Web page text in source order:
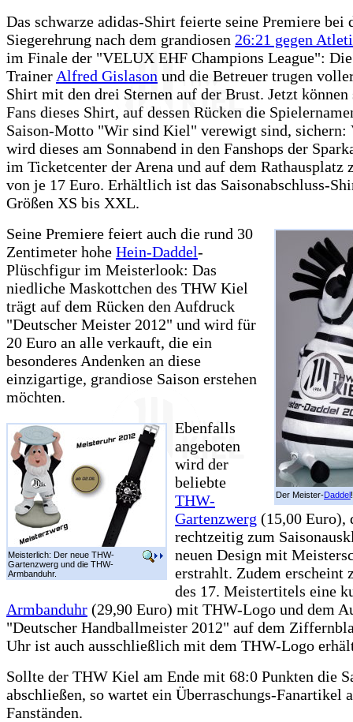
Das schwarze adidas-Shirt feierte seine Premiere bei
Siegerehrung nach dem grandiosen 26:21 gegen
im Finale der "VELUX EHF Champions League":
Trainer Alfred Gislason und die Betreuer trugen
Shirt mit den drei Sternen auf der Brust. Jetzt
Fans dieses Shirt, auf dessen Rücken die
Saison-Motto "Wir sind Kiel" verewigt sind, sichern:
wird dieses am Sonnabend in den Fanshops der
im Ticketcenter der Arena und auf dem Rathausplatz
von je 17 Euro. Erhältlich ist das Saisonabschluss-
Größen XS bis XXL.
Der Meister-Daddel!
Seine Premiere feiert auch die rund 30
Zentimeter hohe Hein-Daddel-
Plüschfigur im Meisterlook: Das
niedliche Maskottchen des THW Kiel
trägt auf dem Rücken den Aufdruck
"Deutscher Meister 2012" und wird für
20 Euro an alle verkauft, die ein
besonderes Andenken an diese
einzigartige, grandiose Saison erstehen
möchten.
Meisterlich: Der neue THW-
Gartenzwerg und die THW-
Armbanduhr.
Ebenfalls
angeboten
wird der
beliebte
THW-
Gartenzwerg (15,00 Euro),
rechtzeitig zum
neuen Design mit
erstrahlt. Zudem erscheint
des 17. Meistertitels eine
Armbanduhr (29,90 Euro) mit THW-Logo und dem
"Deutscher Handballmeister 2012" auf dem
Uhr ist auch ausschließlich mit dem THW-Logo
Sollte der THW Kiel am Ende mit 68:0 Punkten die
abschließen, so wartet ein Überraschungs-Fanartikel
Fanständen.